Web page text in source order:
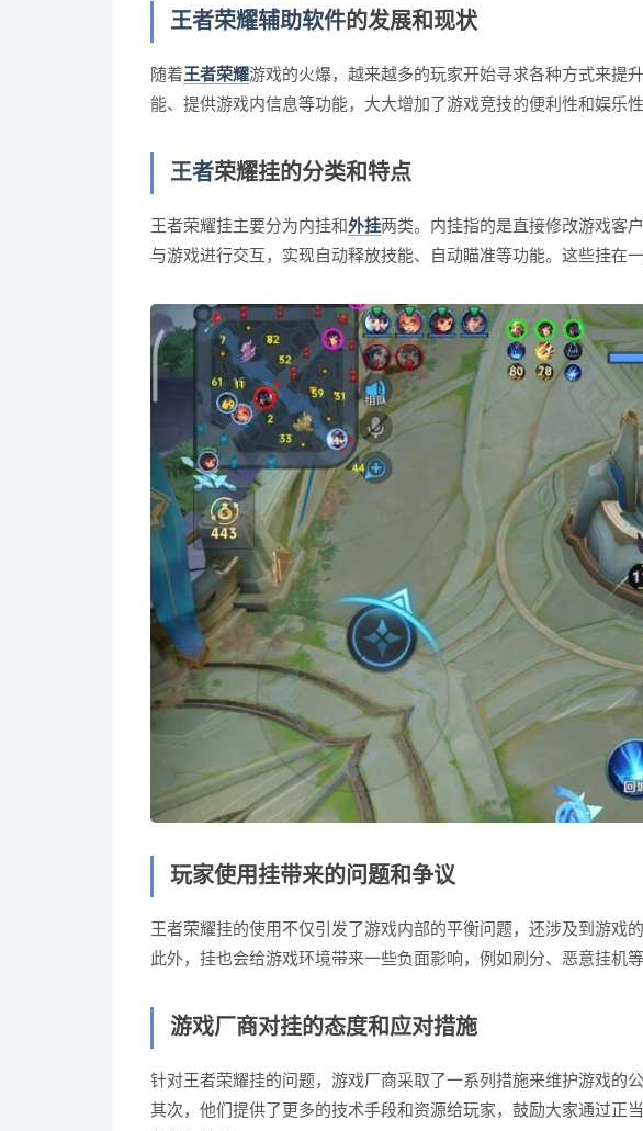
王者荣耀辅助软件 的发展和现状
随着王者荣耀游戏的火爆，越来越多的玩家开始寻求各种方式来提
能、提供游戏内信息等功能，大大增加了游戏竞技的便利性和娱乐
王者荣耀挂的分类和特点
王者荣耀挂主要分为内挂和外挂两类。内挂指的是直接修改游戏客
与游戏进行交互，实现自动释放技能、自动瞄准等功能。这些挂在
玩家使用挂带来的问题和争议
王者荣耀挂的使用不仅引发了游戏内部的平衡问题，还涉及到游戏
此外，挂也会给游戏环境带来一些负面影响，例如刷分、恶意挂机
游戏厂商对挂的态度和应对措施
针对王者荣耀挂的问题，游戏厂商采取了一系列措施来维护游戏的
其次，他们提供了更多的技术手段和资源给玩家，鼓励大家通过正